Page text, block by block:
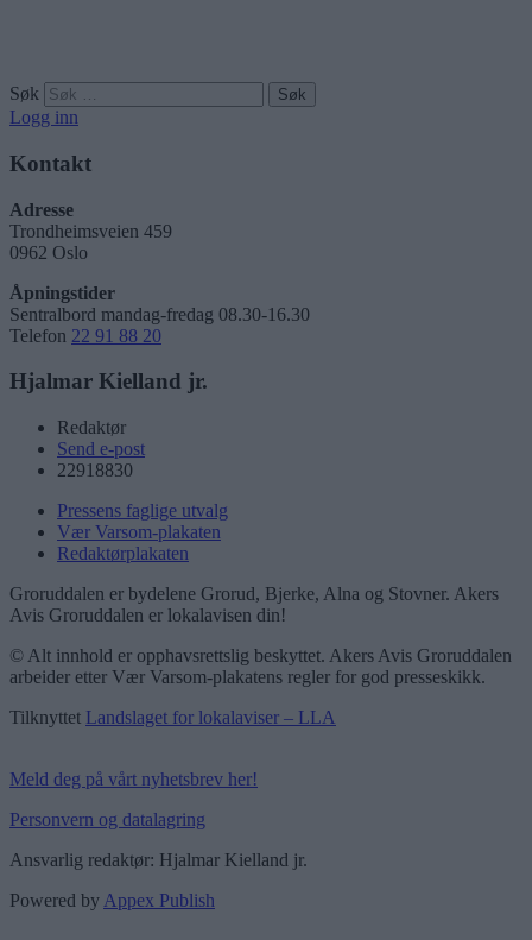
Søk
Logg inn
Kontakt
Adresse
Trondheimsveien 459
0962 Oslo
Åpningstider
Sentralbord mandag-fredag 08.30-16.30
Telefon 22 91 88 20
Hjalmar Kielland jr.
Redaktør
Send e-post
22918830
Pressens faglige utvalg
Vær Varsom-plakaten
Redaktørplakaten
Groruddalen er bydelene Grorud, Bjerke, Alna og Stovner. Akers
Avis Groruddalen er lokalavisen din!
© Alt innhold er opphavsrettslig beskyttet. Akers Avis Groruddalen
arbeider etter Vær Varsom-plakatens regler for god presseskikk.
Tilknyttet Landslaget for lokalaviser – LLA
Meld deg på vårt nyhetsbrev her!
Personvern og datalagring
Ansvarlig redaktør: Hjalmar Kielland jr.
Powered by Appex Publish